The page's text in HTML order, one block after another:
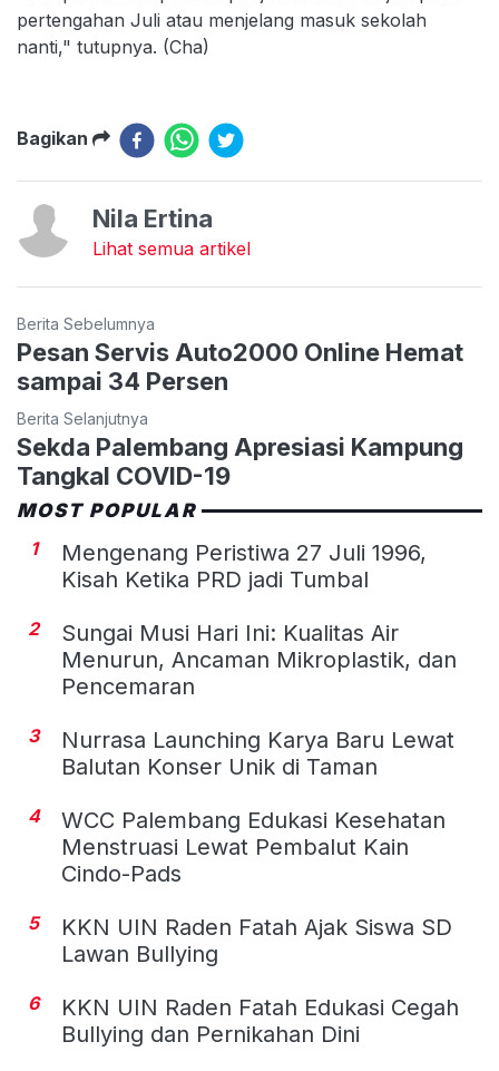
pertengahan Juli atau menjelang masuk sekolah
nanti," tutupnya. (Cha)
Bagikan
Nila Ertina
Lihat semua artikel
Berita Sebelumnya
Pesan Servis Auto2000 Online Hemat
sampai 34 Persen
Berita Selanjutnya
Sekda Palembang Apresiasi Kampung
Tangkal COVID-19
MOST POPULAR
1
Mengenang Peristiwa 27 Juli 1996,
Kisah Ketika PRD jadi Tumbal
2
Sungai Musi Hari Ini: Kualitas Air
Menurun, Ancaman Mikroplastik, dan
Pencemaran
3
Nurrasa Launching Karya Baru Lewat
Balutan Konser Unik di Taman
4
WCC Palembang Edukasi Kesehatan
Menstruasi Lewat Pembalut Kain
Cindo-Pads
5
KKN UIN Raden Fatah Ajak Siswa SD
Lawan Bullying
6
KKN UIN Raden Fatah Edukasi Cegah
Bullying dan Pernikahan Dini